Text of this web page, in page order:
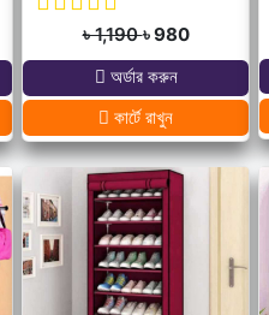
৳ 1,190৳ 980
অর্ডার করুন
কার্টে রাখুন